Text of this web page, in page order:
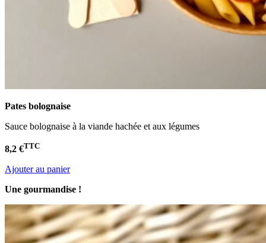
Pates bolognaise
Sauce bolognaise à la viande hachée et aux légumes
8,2 €TTC
Ajouter au panier
Une gourmandise !